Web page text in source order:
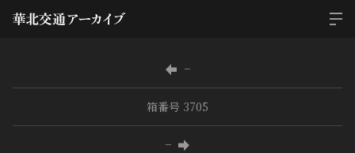
−
箱番号 3705
−